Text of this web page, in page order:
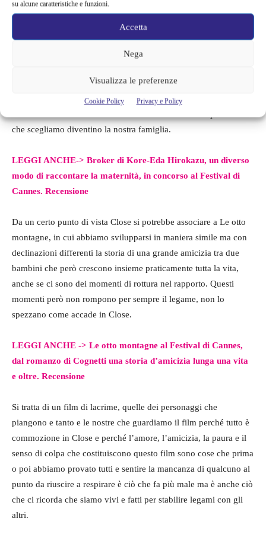
su alcune caratteristiche e funzioni.
Accetta
Nega
Visualizza le preferenze
Cookie Policy Privacy e Policy
Come ho più volte detto, mi sembra che il tema non dichiarato di
questa edizione del Festival di Cannes fosse la famiglia,
abbiamo uno scorcio sulla famiglia, su quanto i genitori
conoscano i propri figli e sulle relazioni che ogni persona
che scegliamo diventino la nostra famiglia.
LEGGI ANCHE-> Broker di Kore-Eda Hirokazu, un diverso
modo di raccontare la maternità, in concorso al Festival di
Cannes. Recensione
Da un certo punto di vista Close si potrebbe associare a Le otto
montagne, in cui abbiamo svilupparsi in maniera simile ma con
declinazioni differenti la storia di una grande amicizia tra due
bambini che però crescono insieme praticamente tutta la vita,
anche se ci sono dei momenti di rottura nel rapporto. Questi
momenti però non rompono per sempre il legame, non lo
spezzano come accade in Close.
LEGGI ANCHE -> Le otto montagne al Festival di Cannes,
dal romanzo di Cognetti una storia d’amicizia lunga una vita
e oltre. Recensione
Si tratta di un film di lacrime, quelle dei personaggi che
piangono e tanto e le nostre che guardiamo il film perché tutto è
commozione in Close e perché l’amore, l’amicizia, la paura e il
senso di colpa che costituiscono questo film sono cose che prima
o poi abbiamo provato tutti e sentire la mancanza di qualcuno al
punto da riuscire a respirare è ciò che fa più male ma è anche ciò
che ci ricorda che siamo vivi e fatti per stabilire legami con gli
altri.